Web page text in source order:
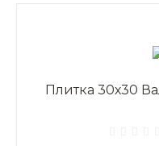
Плитка 30х30